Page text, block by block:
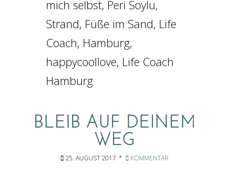
BLEIB AUF DEINEM
WEG
25. AUGUST 2017 KOMMENTAR